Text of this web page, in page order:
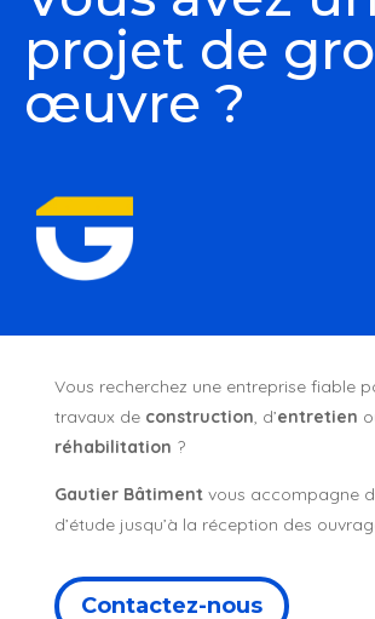
projet de
œuvre ?
Vous recherchez une entreprise fiable
travaux de construction, d’entretien
réhabilitation ?
Gautier Bâtimentvous accompagne
d’étude jusqu’à la réception des
Contactez-nous